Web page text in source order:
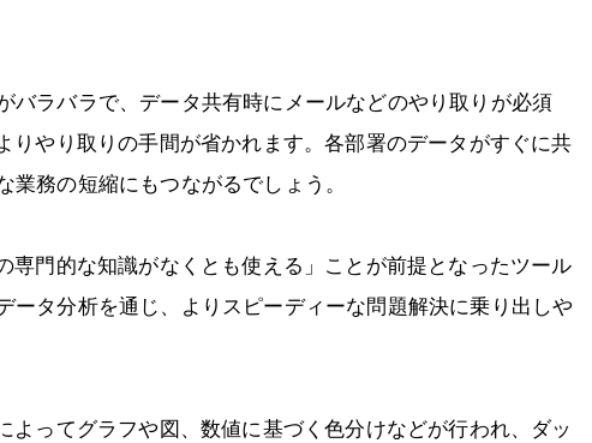
バラバラで、データ共有時にメールなどのやり取りが必須
りやり取りの手間が省かれます。各部署のデータがすぐに共
務の短縮にもつながるでしょう。
専門的な知識がなくとも使える」ことが前提となったツール
ータ分析を通じ、よりスピーディーな問題解決に乗り出しや
よってグラフや図、数値に基づく色分けなどが行われ、ダッ